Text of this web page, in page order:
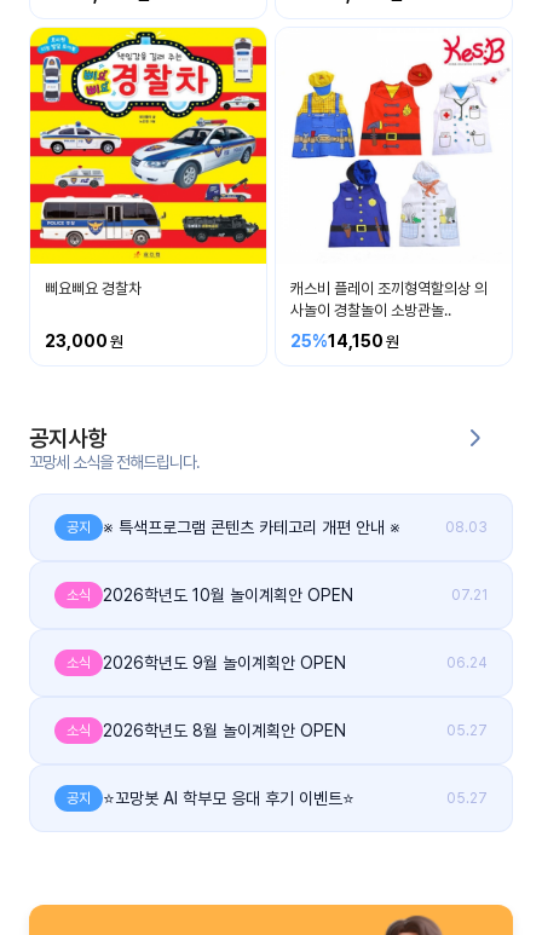
커
니
공지
사항
이벤
트
우리
들의
그
삐요삐요 경찰차
23,000
캐스비 플레이 조끼형역할의상 의
사놀이 경찰놀이 소방관놀..
25%14,150
공지사항
꼬망세 소식을 전해드립니다.
공지 ※ 특색프로그램 콘텐츠 카테고리 개편 안내 ※ 08.03
소식 2026학년도 10월 놀이계획안 OPEN 07.21
소식 2026학년도 9월 놀이계획안 OPEN 06.24
소식 2026학년도 8월 놀이계획안 OPEN 05.27
공지 ⭐꼬망봇 AI 학부모 응대 후기 이벤트⭐ 05.27